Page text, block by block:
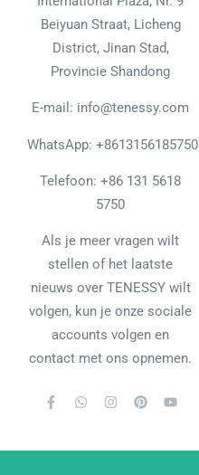
Beiyuan Straat, Licheng
District, Jinan Stad,
Provincie Shandong
E-mail: info@tenessy.com
WhatsApp: +8613156185750
Telefoon: +86 131 5618
5750
Als je meer vragen wilt
stellen of het laatste
nieuws over TENESSY wilt
volgen, kun je onze sociale
accounts volgen en
contact met ons opnemen.